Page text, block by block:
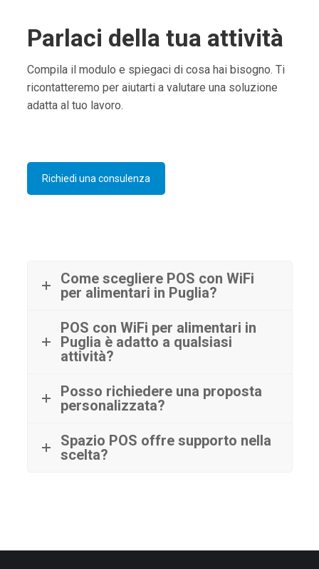
Parlaci della tua attività
Compila il modulo e spiegaci di cosa hai bisogno. Ti
ricontatteremo per aiutarti a valutare una soluzione
adatta al tuo lavoro.
Richiedi una consulenza
Come scegliere POS con WiFi
per alimentari in Puglia?
POS con WiFi per alimentari in
Puglia è adatto a qualsiasi
attività?
Posso richiedere una proposta
personalizzata?
Spazio POS offre supporto nella
scelta?